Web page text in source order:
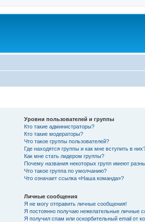
Уровни пользователей и группы
Кто такие администраторы?
Кто такие модераторы?
Что такое группы пользователей?
Где находятся группы и как мне вступить в
Как мне стать лидером группы?
Почему названия некоторых групп имеют
Что такое группа по умолчанию?
Что означает ссылка «Наша команда»?
Личные сообщения
Я не могу отправить личные сообщения!
Я постоянно получаю нежелательные личные
Я получил спам или оскорбительный email от